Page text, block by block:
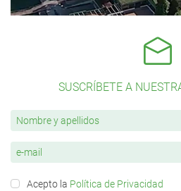
SUSCRÍBETE A
Acepto la Política de Privacidad